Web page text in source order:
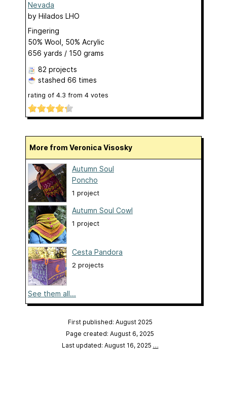
Nevada
by Hilados LHO
Fingering
50% Wool, 50% Acrylic
656 yards / 150 grams
82 projects
stashed 66 times
rating of 4.3 from 4 votes
More from Veronica Visosky
Autumn Soul
Poncho
1 project
Autumn Soul Cowl
1 project
Cesta Pandora
2 projects
See them all...
First published: August 2025
Page created: August 6, 2025
Last updated: August 16, 2025 …